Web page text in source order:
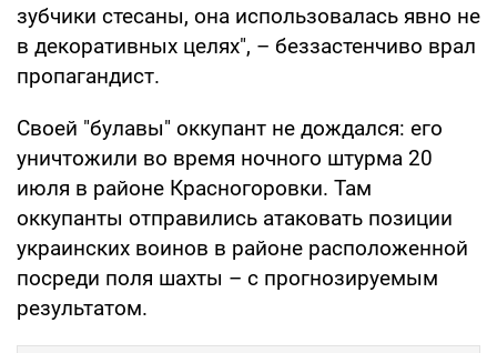
зубчики стесаны, она использовалась явно не
в декоративных целях", – беззастенчиво врал
пропагандист.
Своей "булавы" оккупант не дождался: его
уничтожили во время ночного штурма 20
июля в районе Красногоровки. Там
оккупанты отправились атаковать позиции
украинских воинов в районе расположенной
посреди поля шахты – с прогнозируемым
результатом.